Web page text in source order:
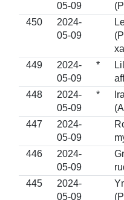
05-09
450
2024-
05-09
449
2024-
05-09
*
448
2024-
05-09
*
447
2024-
05-09
446
2024-
05-09
445
2024-
05-09